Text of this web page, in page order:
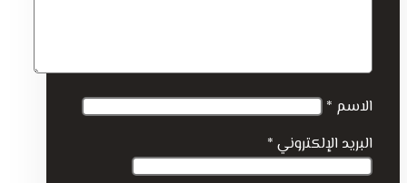
الاسم *
البريد الإلكتروني *